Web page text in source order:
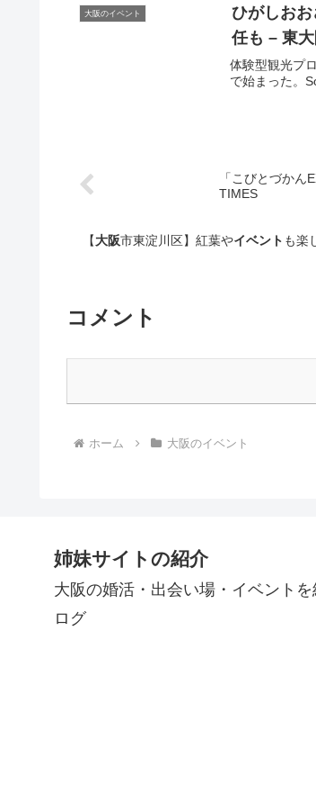
大阪のイベント
ひがしお
任も – 東
体験型観光プ
で始まった。
「こびとづか
TIMES
【大阪市東淀川区】紅葉やイベント
コメント
ホーム 大阪のイベント
姉妹サイトの紹介
大阪の婚活・出会い場・イベント
ログ